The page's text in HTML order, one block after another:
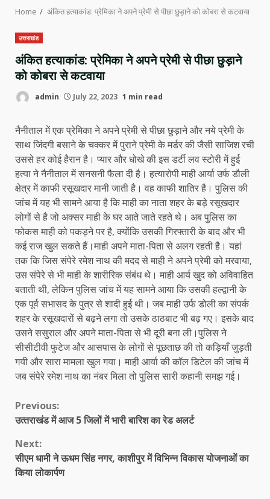
Home अंकित हत्याकांड: प्रेमिका ने अपने प्रेमी से पीछा छुड़ाने को कोबरा से कटवाया
उत्तराखंड
अंकित हत्याकांड: प्रेमिका ने अपने प्रेमी से पीछा छुड़ाने
को कोबरा से कटवाया
admin July 22, 2023 1 min read
नैनीताल में एक प्रेमिका ने अपने प्रेमी से पीछा छुड़ाने और नये प्रेमी के
साथ जिंदगी बसाने के चक्कर में पुराने प्रेमी के मर्डर की जैसी साजिश रची
उससे हर कोई हैरान है। प्यार और धोखे की इस डर्टी लव स्टोरी में हुई
हत्या ने नैनीताल में सनसनी फैला दी है। हत्यारोपी माही आर्या उर्फ डौली
क्षेत्र में काफी रसूखदार मानी जाती है। वह काफी शातिर है। पुलिस की
जांच में यह भी सामने आया है कि माही का नाता शहर के बड़े रसूखदार
लोगों से है जो अक्सर माही के घर आते जाते रहते थे। अब पुलिस का
फोकस माही को पकड़ने पर है, क्योंकि उसकी गिरफ्तारी के बाद और भी
कई राज खुल सकते हैं।माही अपने माता-पिता से अलग रहती है। यहां
तक कि जिस संपेरे रमेश नाथ की मदद से माही ने अपने प्रेमी को मरवाया,
उस संपेरे से भी माही के शारीरिक संबंध थे। माही आर्य खुद को अविवाहित
बताती थी, लेकिन पुलिस जांच में यह सामने आया कि उसकी हल्द्वानी के
एक पूर्व सभासद के पुत्र से शादी हुई थी। जब माही उर्फ डोली का संपर्क
शहर के रसूखदारों से बढ़ने लगा तो उसके ठाठबाट भी बढ़ गए। इसके बाद
उसने ससुराल और अपने माता-पिता से भी दूरी बना ली।पुलिस ने
सीसीटीवी फुटेज और आसपास के लोगों से पूछताछ की तो कड़ियाँ जुड़ती
गयी और सारा मामला खुल गया। माही आर्या की कॉल डिटेल की जांच में
जब संपेरे रमेश नाथ का नंबर मिला तो पुलिस सारी कहानी समझ गई।
Continue
Previous:
उत्‍तराखंड में आज 5 जिलों में भारी बारिश का रेड अलर्ट
Next:
सीएम धामी ने ऊधम सिंह नगर, काशीपुर में विभिन्न विकास योजनाओं का
किया लोकार्पण